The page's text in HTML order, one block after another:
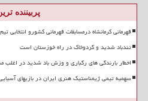
پربیننده
قهرمانی کرمانشاه درمسابقات قهرمانی کشورو انتخابی
تندباد شدید و گردوخاک در راه خوزستان است
اخطار بارندگی های رگباری و وزش باد شدید در اغلب
سهمیه تیمی ژیمناستیک هنری ایران در بازیهای